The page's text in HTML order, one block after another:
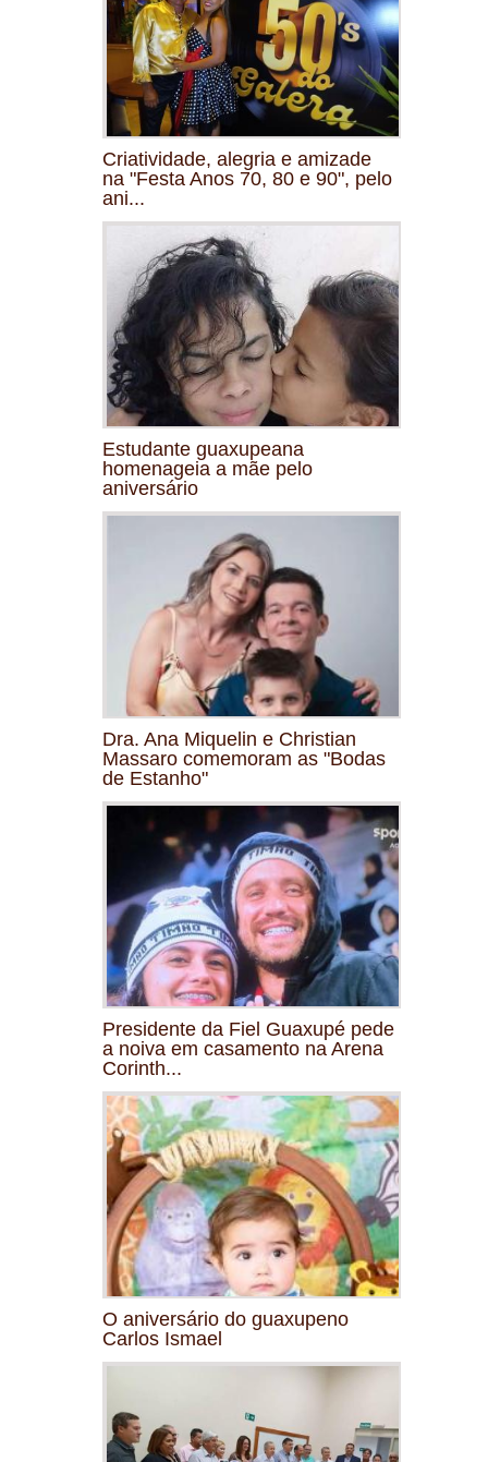
Criatividade, alegria e amizade
na "Festa Anos 70, 80 e 90", pelo
ani...
Estudante guaxupeana
homenageia a mãe pelo
aniversário
Dra. Ana Miquelin e Christian
Massaro comemoram as "Bodas
de Estanho"
Presidente da Fiel Guaxupé pede
a noiva em casamento na Arena
Corinth...
O aniversário do guaxupeno
Carlos Ismael